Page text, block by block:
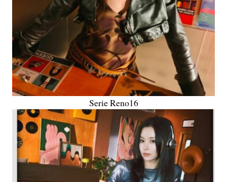
Serie Reno16